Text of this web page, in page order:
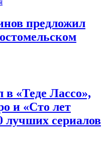
предложил
«Теде Лассо»,
и «Сто лет
лучших сериалов